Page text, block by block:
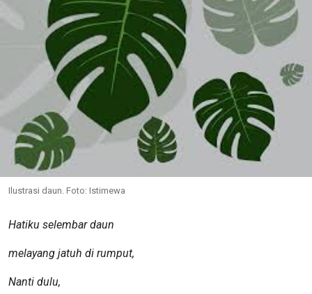
Ilustrasi daun. Foto: Istimewa
Hatiku selembar daun
melayang jatuh di rumput,
Nanti dulu,